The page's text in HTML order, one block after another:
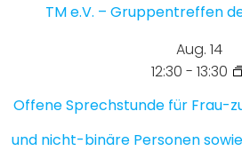
TM e.V. – Gruppentreffen
Aug. 14
12:30 - 13:30
Offene Sprechstunde für Frau-
und nicht-binäre Personen